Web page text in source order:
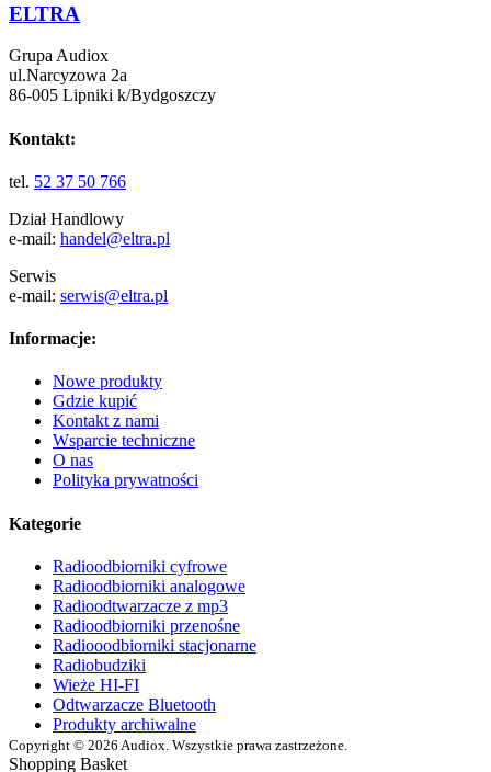
ELTRA
Grupa Audiox
ul.Narcyzowa 2a
86-005 Lipniki k/Bydgoszczy
Kontakt:
tel. 52 37 50 766
Dział Handlowy
e-mail: handel@eltra.pl
Serwis
e-mail: serwis@eltra.pl
Informacje:
Nowe produkty
Gdzie kupić
Kontakt z nami
Wsparcie techniczne
O nas
Polityka prywatności
Kategorie
Radioodbiorniki cyfrowe
Radioodbiorniki analogowe
Radioodtwarzacze z mp3
Radioodbiorniki przenośne
Radiooodbiorniki stacjonarne
Radiobudziki
Wieże HI-FI
Odtwarzacze Bluetooth
Produkty archiwalne
Copyright © 2026 Audiox. Wszystkie prawa zastrzeżone.
Shopping Basket